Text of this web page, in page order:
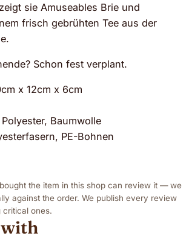
sie Amuseables Brie und
frisch gebrühten Tee aus der
Schon fest verplant.
x 12cm x 6cm
Baumwolle
PE-Bohnen
the item in this shop can review it — we
against the order. We publish every review
critical ones.
with